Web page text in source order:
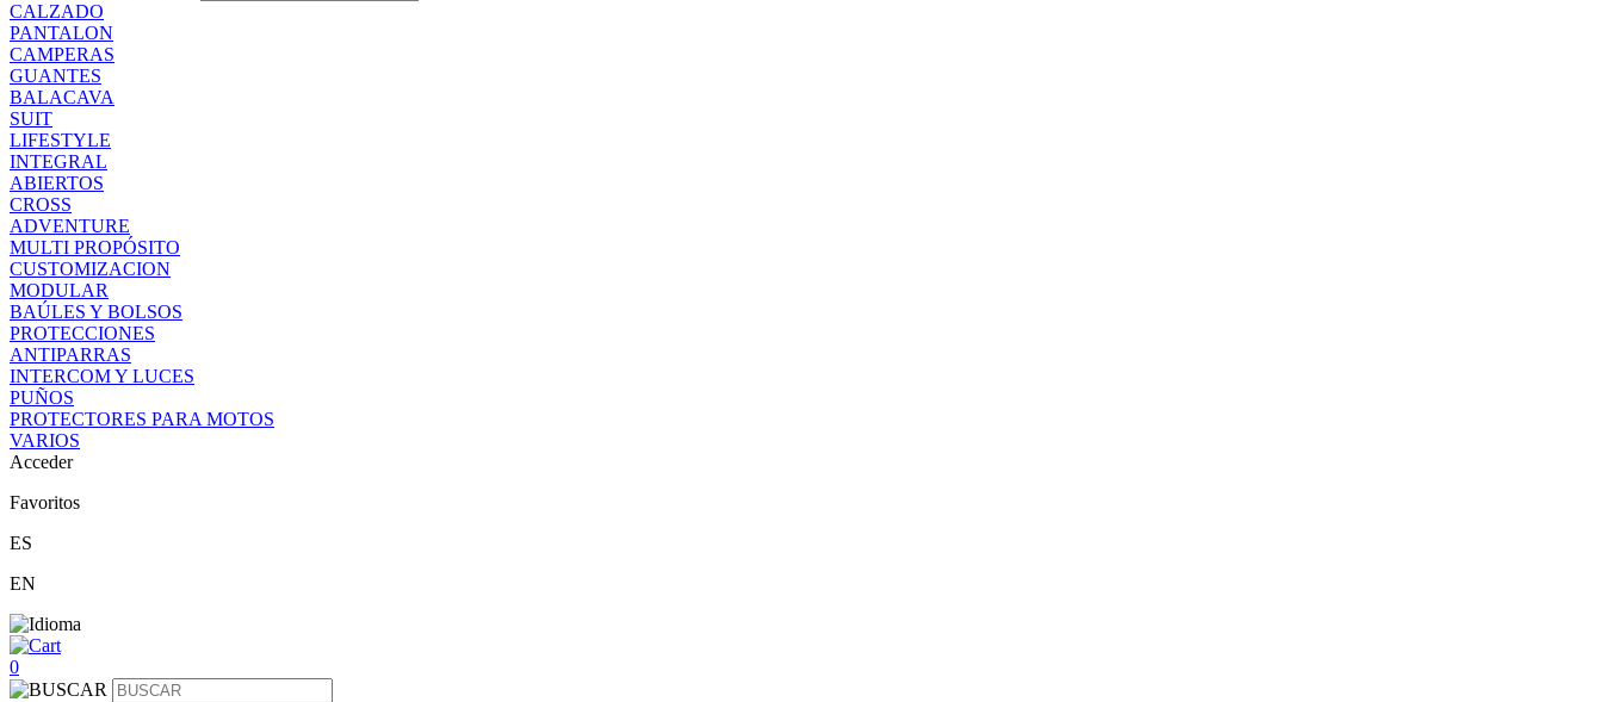
CALZADO
PANTALON
CAMPERAS
GUANTES
BALACAVA
SUIT
LIFESTYLE
INTEGRAL
ABIERTOS
CROSS
ADVENTURE
MULTI PROPÓSITO
CUSTOMIZACION
MODULAR
BAÚLES Y BOLSOS
PROTECCIONES
ANTIPARRAS
INTERCOM Y LUCES
PUÑOS
PROTECTORES PARA MOTOS
VARIOS
Acceder
Favoritos
ES
EN
0